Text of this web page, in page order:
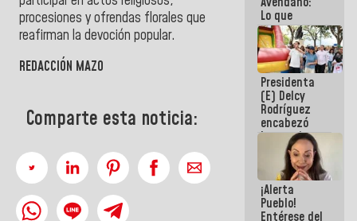
procesiones y ofrendas florales que
reafirman la devoción popular.
REDACCIÓN MAZO
Comparte esta noticia:
Lo que
vayas a
escribir
hazlo hoy
por que no
sabemos si
la semana
que viene
hay
programa
Presidenta
(E) Delcy
Rodríguez
encabezó
lanzamiento
del Plan
Nacional de
Recreación
Vacacional
¡Alerta
Pueblo!
Entérese del